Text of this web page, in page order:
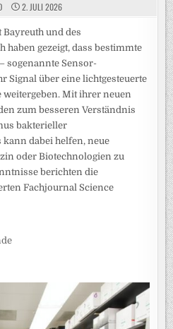
2. JULI 2026
und des
gezeigt, dass bestimmte
sogenannte Sensor-
Signal über eine lichtgesteuerte
Mit ihrer neuen
zum besseren Verständnis
bakterieller
kann dabei helfen, neue
oder Biotechnologien zu
berichten die
Fachjournal Science